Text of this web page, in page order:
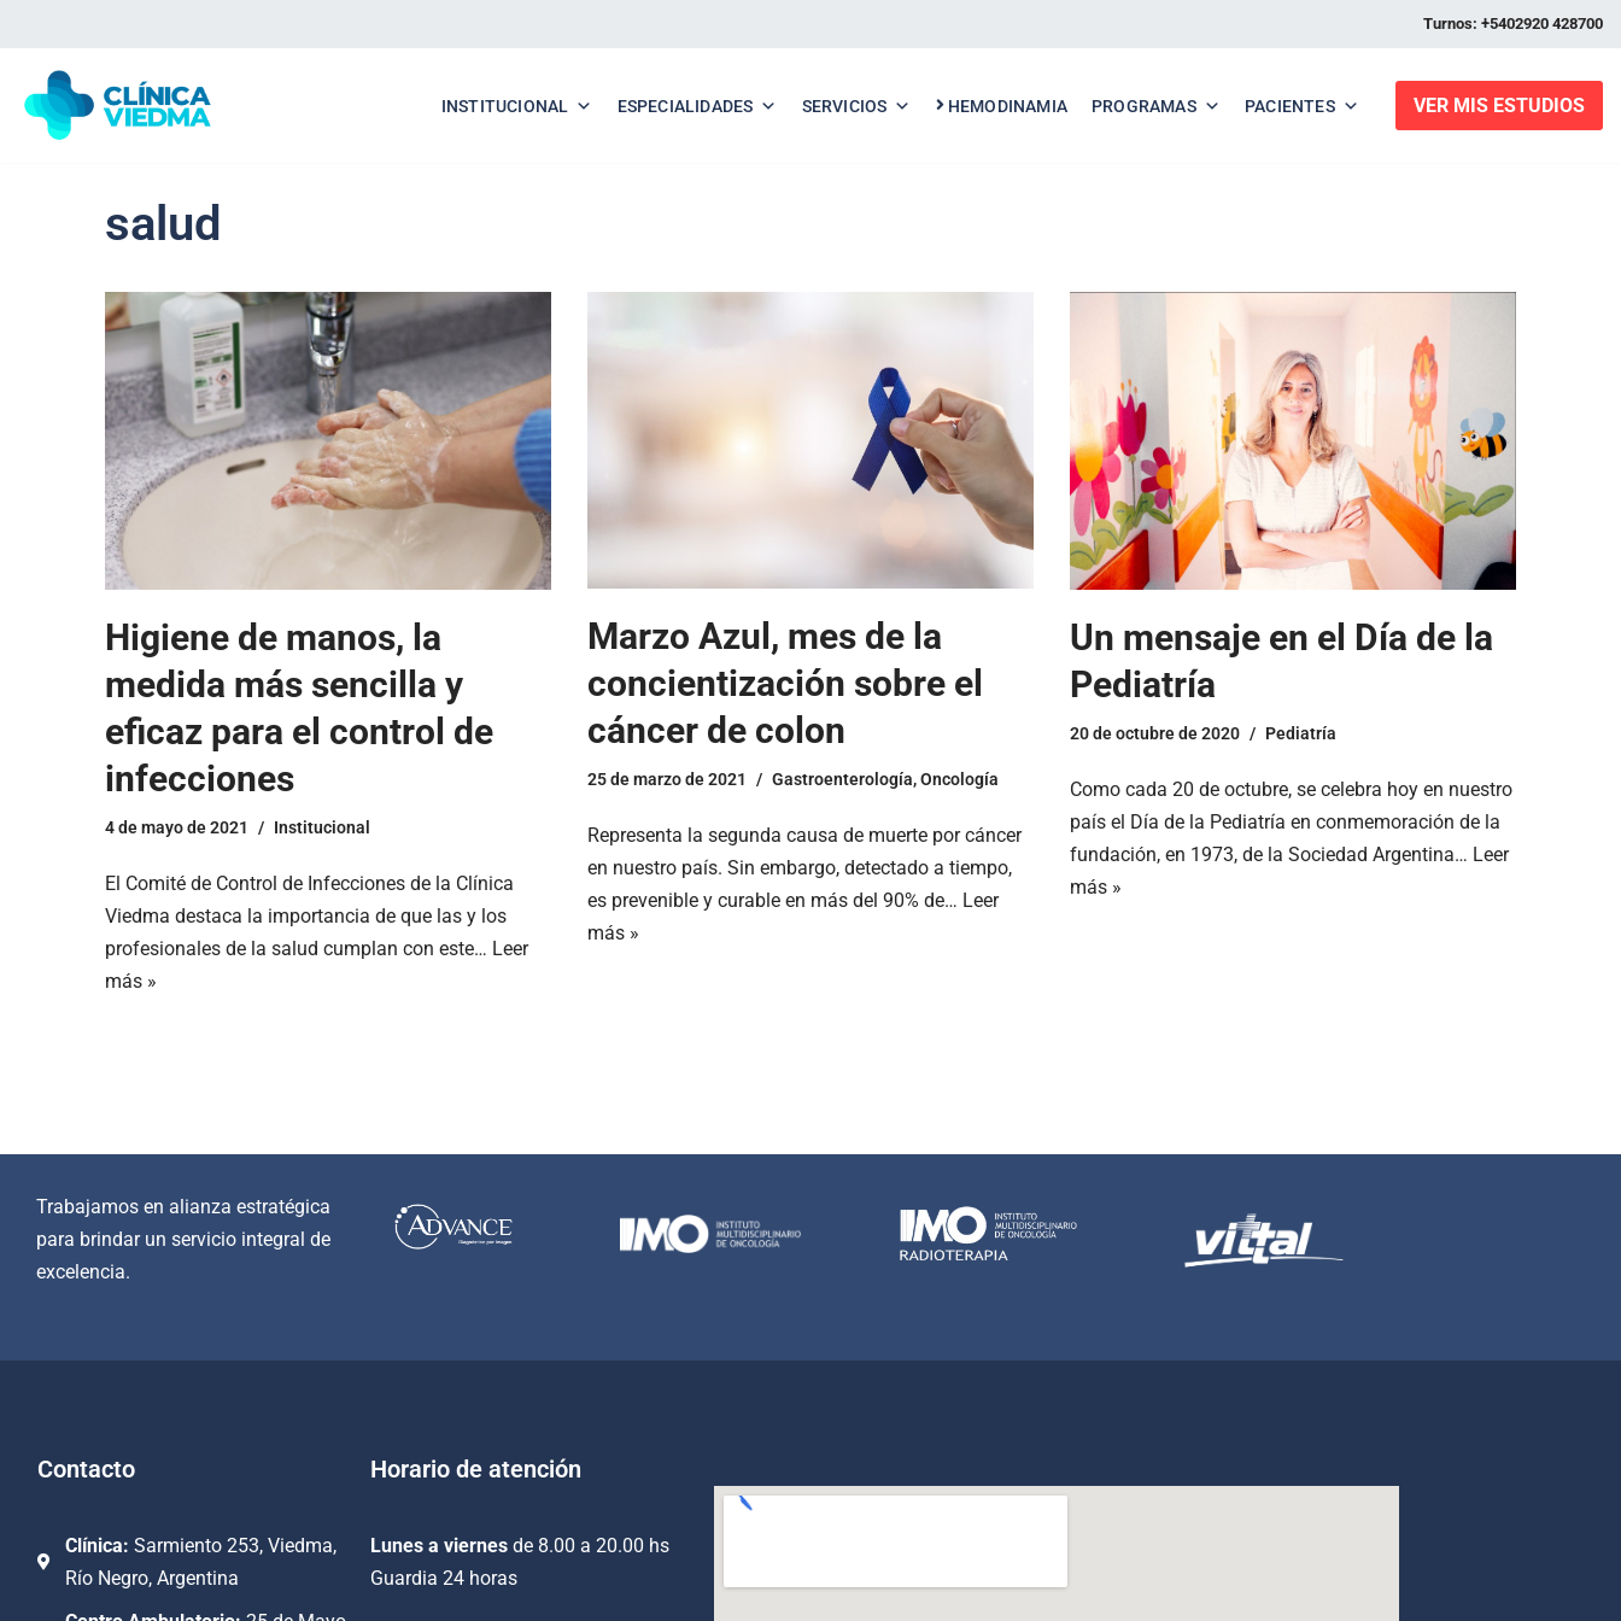
Saltar
al
contenido
Turnos: +5402920 428700
INSTITUCIONAL ESPECIALIDADES SERVICIOS HEMODINAMIA PROGRAMAS PACIENTES VER MIS ESTUDIOS
salud
Higiene de manos, la
medida más sencilla y
eficaz para el control de
infecciones
4 de mayo de 2021 Institucional
El Comité de Control de Infecciones de la Clínica
Viedma destaca la importancia de que las y los
profesionales de la salud cumplan con este… Leer
más »
Marzo Azul, mes de la
concientización sobre el
cáncer de colon
25 de marzo de 2021 Gastroenterología,Oncología
Representa la segunda causa de muerte por cáncer
en nuestro país. Sin embargo, detectado a tiempo,
es prevenible y curable en más del 90% de… Leer
más »
Un mensaje en el Día de la
Pediatría
20 de octubre de 2020 Pediatría
Como cada 20 de octubre, se celebra hoy en nuestro
país el Día de la Pediatría en conmemoración de la
fundación, en 1973, de la Sociedad Argentina… Leer
más »
Trabajamos en alianza estratégica
para brindar un servicio integral de
excelencia.
Contacto
Clínica: Sarmiento 253, Viedma,
Río Negro, Argentina
Horario de atención
Lunes a viernesde 8.00 a 20.00 hs
Guardia 24 horas